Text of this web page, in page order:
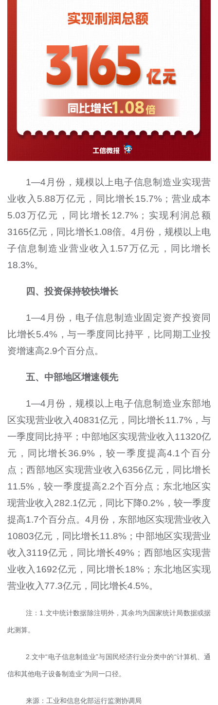
1—4月份，规模以上电子信息制造业实现营
业收入5.88万亿元，同比增长15.7%；营业成本
5.03万亿元，同比增长12.7%；实现利润总额
3165亿元，同比增长1.08倍。4月份，规模以上电
子信息制造业营业收入1.57万亿元，同比增长
18.3%。
四、投资保持较快增长
1—4月份，电子信息制造业固定资产投资同
比增长5.4%，与一季度同比持平，比同期工业投
资增速高2.9个百分点。
五、中部地区增速领先
1—4月份，规模以上电子信息制造业东部地
区实现营业收入40831亿元，同比增长11.7%，与
一季度同比持平；中部地区实现营业收入11320亿
元，同比增长36.9%，较一季度提高4.1个百分
点；西部地区实现营业收入6356亿元，同比增长
11.5%，较一季度提高2.2个百分点；东北地区实
现营业收入282.1亿元，同比下降0.2%，较一季度
提高1.7个百分点。4月份，东部地区实现营业收入
10803亿元，同比增长11.8%；中部地区实现营业
收入3119亿元，同比增长49%；西部地区实现营
业收入1692亿元，同比增长18%；东北地区实现
营业收入77.3亿元，同比增长4.5%。
注：1.文中统计数据除注明外，其余均为国家统计局数据或据
此测算。
2.文中“电子信息制造业”与国民经济行业分类中的“计算机、通
信和其他电子设备制造业”为同一口径。
来源：工业和信息化部运行监测协调局